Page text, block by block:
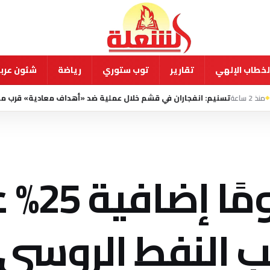
الإلهي تقارير توب ستوري رياضة شئون
انفجاران في قشم خلال عملية ضد «أهداف معادية» قرب مضيق هرمز
ترامب
النفط